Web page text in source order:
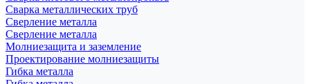
Сварка металлических труб
Сверление металла
Сверление металла
Молниезащита и заземление
Проектирование молниезащиты
Гибка металла